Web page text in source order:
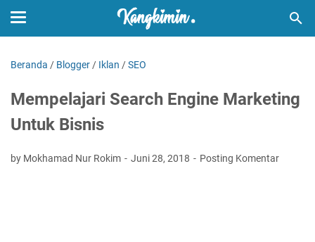
Beranda / Blogger / Iklan /SEO
Mempelajari Search Engine Marketing
Untuk Bisnis
by Mokhamad Nur Rokim Juni 28, 2018 Posting Komentar